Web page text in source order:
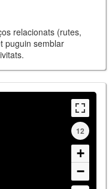
relacionats (rutes,
puguin semblar
12
+
−